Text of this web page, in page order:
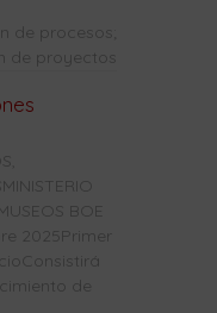
de procesos;
de proyectos
BOE
2025Primer
de